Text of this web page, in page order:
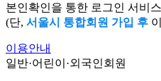
본인확인을 통한 로그인 서비
(단, 서울시 통합회원 가입 후
이용안내
일반·어린이·외국인회원